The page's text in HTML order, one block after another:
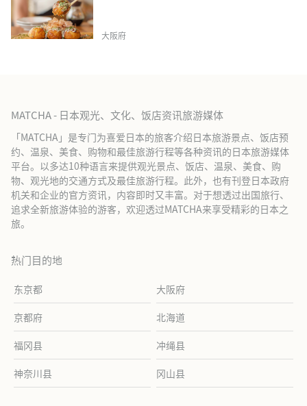
大阪府
MATCHA - 日本观光、文化、饭店资讯旅游媒体
「MATCHA」是专门为喜爱日本的旅客介绍日本旅游景点、饭店预
约、温泉、美食、购物和最佳旅游行程等各种资讯的日本旅游媒体
平台。以多达10种语言来提供观光景点、饭店、温泉、美食、购
物、观光地的交通方式及最佳旅游行程。此外，也有刊登日本政府
机关和企业的官方资讯，内容即时又丰富。对于想透过出国旅行、
追求全新旅游体验的游客，欢迎透过MATCHA来享受精彩的日本之
旅。
热门目的地
东京都 大阪府
京都府 北海道
福冈县 冲绳县
神奈川县 冈山县